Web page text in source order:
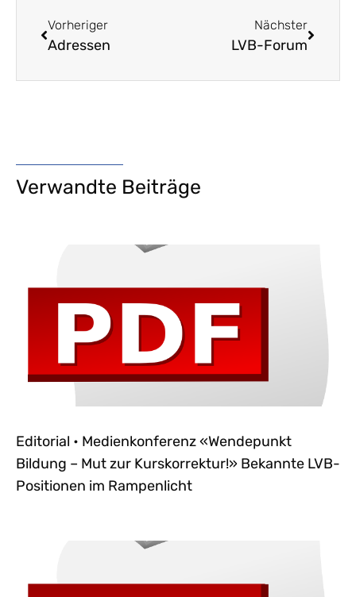
Vorheriger
Adressen
Nächster
LVB-Forum
Verwandte Beiträge
Editorial • Medienkonferenz «Wendepunkt
Bildung – Mut zur Kurskorrektur!» Bekannte LVB-
Positionen im Rampenlicht